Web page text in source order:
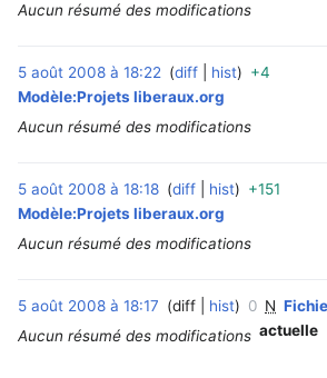
Aucun résumé des modifications
5 août 2008 à 18:22 diff hist +4
Modèle:Projets liberaux.org
Aucun résumé des modifications
5 août 2008 à 18:18 diff hist +151
Modèle:Projets liberaux.org
Aucun résumé des modifications
5 août 2008 à 18:17 diff hist 0 N
Aucun résumé des modifications actuelle